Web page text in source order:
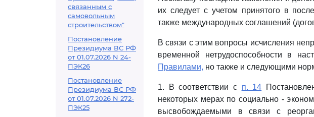
связанным с
самовольным
строительством"
Постановление
Президиума ВС РФ
от 01.07.2026 N 24-
ПЭК26
Постановление
Президиума ВС РФ
от 01.07.2026 N 272-
ПЭК25
их следует с учетом принятого в
также международных соглашений
В связи с этим вопросы исчисления
временной нетрудоспособности в
Правилами, но также и следующими
1. В соответствии с п. 14
некоторых мерах по социально -
высвобождаемыми в связи с